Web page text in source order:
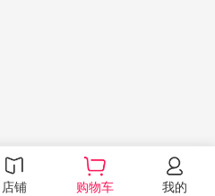
店铺 购物车 我的